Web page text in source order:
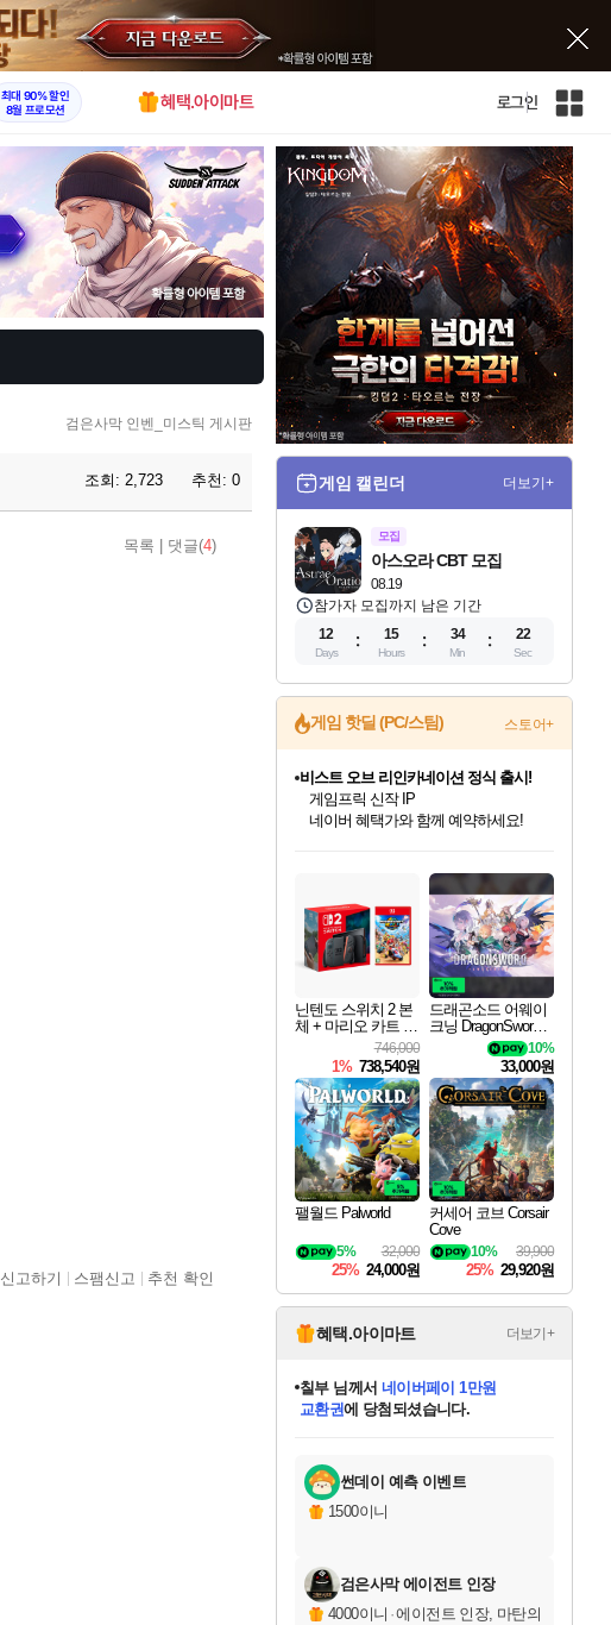
최대 90% 할인
8월 프로모션
혜택.아이마트 로그인
인
전
체
사
이
트
맵
검은사막 인벤_미스틱 게시판
조회: 2,723 추천: 0
목록 댓글(4)
신고하기 스팸신고 추천 확인
게임 캘린더 더보기+
모집
08.19
아스오라 CBT 모집
참가자 모집까지 남은 기간
12
Days
15
Hours
34
Min
21
Sec
게임 핫딜 (PC/스팀) 스토어+
최대 90% 할인가를 만나보세요!
네이버혜택과 함께 만나보세요!
50%할인&추가 적립까지!
이니&베니 혜택까지!
네이버 혜택가와 함께 예약하세요!
커세어 코브 출시 기념 할인!
해적'섬'을 발전시키자!
할인&네이버혜택으로 만나보세요!
네이버페이 혜택과 만나보세요!
40주년 프로모션으로 만나보세요!
네이버 포인트 혜택까지!
할인가에 만나보세요!
일부 에디션 상시 할인!
혜택으로 예약 판매 중
편안하게 충전하세요
닌텐도 스위치 2 본
체 + 마리오 카트 월
746,000
1% 738,540원
드래곤소드 어웨이
크닝 DragonSword A
10%
33,000원
팰월드 Palworld
32,000
5%
25% 24,000원
커세어 코브 Corsair
Cove
39,900
10%
25% 29,920원
혜택.아이마트 더보기+
당첨되셨습니다.
당첨되셨습니다.
칠부님께서 네이버페이 1만원
교환권에 당첨되셨습니다.
당첨되셨습니다.
당첨되셨습니다.
에디션 (스팀코드)를 교환.
당첨되셨습니다.
당첨되셨습니다.
당첨되셨습니다.
당첨되셨습니다.
썬데이 예측 이벤트
1500이니
검은사막 에이전트 인장
4000이니 ·에이전트 인장, 마탄의